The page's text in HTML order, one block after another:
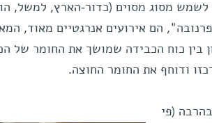
מסוג מסוים (כדור-הארץ, למשל,
הם אירועים אנרגטיים מאוד,
בין כוח הכבידה שמושך את החומר של
ודוחף את החומר החוצה.
(פי